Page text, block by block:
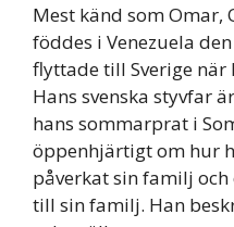
Mest känd som Omar,
föddes i Venezuela
flyttade till Sverige när
Hans svenska styvfar
hans sommarprat i
öppenhjärtigt om hur
påverkat sin familj
till sin familj. Han